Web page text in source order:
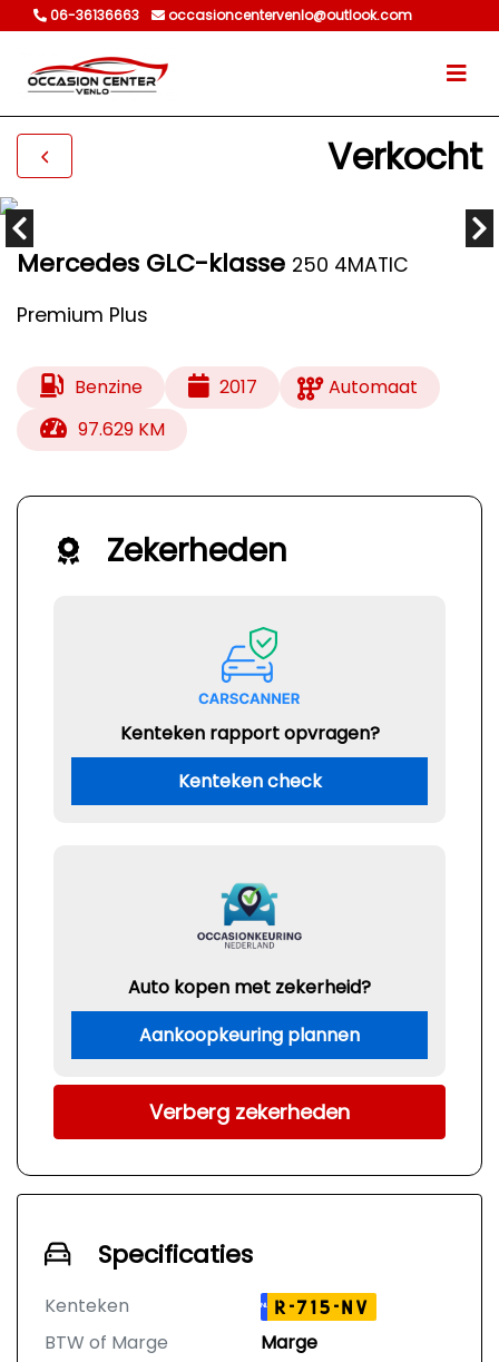
06-36136663 occasioncentervenlo@outlook.com
Verkocht
Mercedes GLC-klasse 250 4MATIC
Premium Plus
Benzine 2017
Automaat
97.629 KM
Zekerheden
Kenteken rapport opvragen?
Kenteken check
Auto kopen met zekerheid?
Aankoopkeuring plannen
Verberg zekerheden
Specificaties
Kenteken NL R-715-NV
BTW of Marge
Marge